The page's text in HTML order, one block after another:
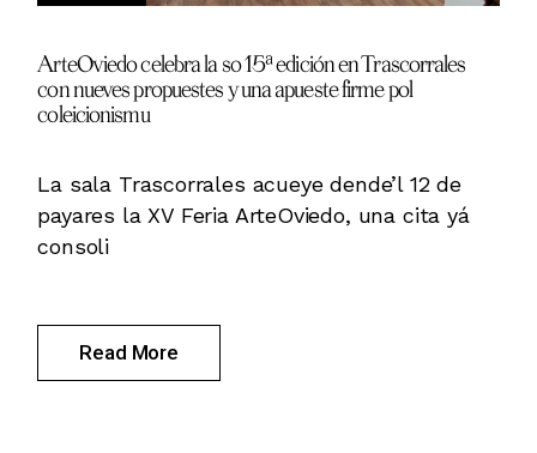
ArteOviedo celebra la so 15ª edición en Trascorrales
con nueves propuestes y una apueste firme pol
coleicionismu
La sala Trascorrales acueye dende’l 12 de
payares la XV Feria ArteOviedo, una cita yá
consoli
Read More